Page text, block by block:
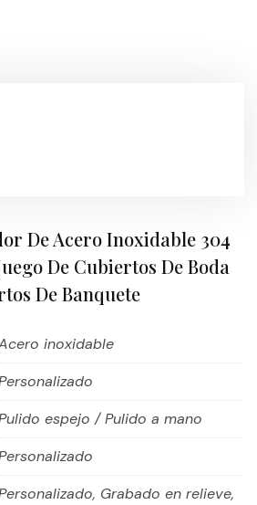
De Acero Inoxidable 304
De Cubiertos De Boda
De Banquete
inoxidable
espejo / Pulido a mano
Grabado en relieve,